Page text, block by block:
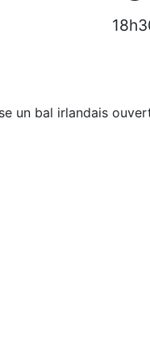
un bal irlandais